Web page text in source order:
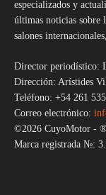
especializados y
últimas noticias sobre
salones
Director periodístico:
Dirección: Arístides
Teléfono: +54 261
Correo electrónico:
©2026 CuyoMotor -
Marca registrada №: